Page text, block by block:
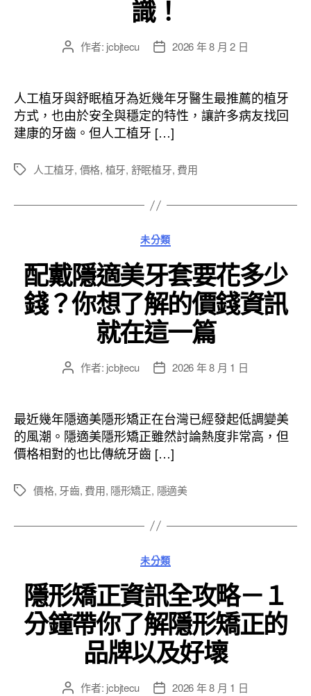
識！
文
者
作者: jcbjtecu
文
佈
日
期
2026 年 8 月 2 日
人工植牙與舒眠植牙為近幾年牙醫生最推薦的植牙
方式，也由於安全與穩定的特性，讓許多病友找回
建康的牙齒。但人工植牙 […]
標
人工植牙, 價格, 植牙, 舒眠植牙, 費用
分
類
未分類
配戴隱適美牙套要花多少
錢？你想了解的價錢資訊
就在這一篇
文
者
作者: jcbjtecu
文
佈
日
期
2026 年 8 月 1 日
最近幾年隱適美隱形矯正在台灣已經發起低調變美
的風潮。隱適美隱形矯正雖然討論熱度非常高，但
價格相對的也比傳統牙齒 […]
標
價格, 牙齒, 費用, 隱形矯正, 隱適美
分
類
未分類
隱形矯正資訊全攻略－１
分鐘帶你了解隱形矯正的
品牌以及好壞
文 作者: jcbjtecu
文 2026 年 8 月 1 日